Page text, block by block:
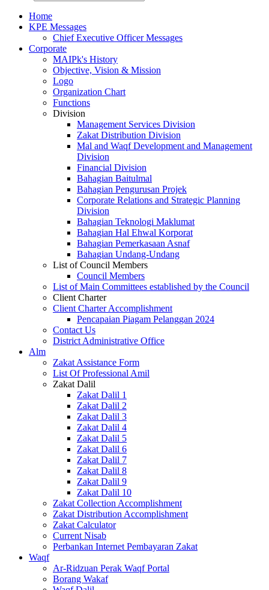
Home
KPE Messages
Chief Executive Officer Messages
Corporate
MAIPk's History
Objective, Vision & Mission
Logo
Organization Chart
Functions
Division
Management Services Division
Zakat Distribution Division
Mal and Waqf Development and Management
Division
Financial Division
Bahagian Baitulmal
Bahagian Pengurusan Projek
Corporate Relations and Strategic Planning
Division
Bahagian Teknologi Maklumat
Bahagian Hal Ehwal Korporat
Bahagian Pemerkasaan Asnaf
Bahagian Undang-Undang
List of Council Members
Council Members
List of Main Committees established by the Council
Client Charter
Client Charter Accomplishment
Pencapaian Piagam Pelanggan 2024
Contact Us
District Administrative Office
Alm
Zakat Assistance Form
List Of Professional Amil
Zakat Dalil
Zakat Dalil 1
Zakat Dalil 2
Zakat Dalil 3
Zakat Dalil 4
Zakat Dalil 5
Zakat Dalil 6
Zakat Dalil 7
Zakat Dalil 8
Zakat Dalil 9
Zakat Dalil 10
Zakat Collection Accomplishment
Zakat Distribution Accomplishment
Zakat Calculator
Current Nisab
Perbankan Internet Pembayaran Zakat
Waqf
Ar-Ridzuan Perak Waqf Portal
Borang Wakaf